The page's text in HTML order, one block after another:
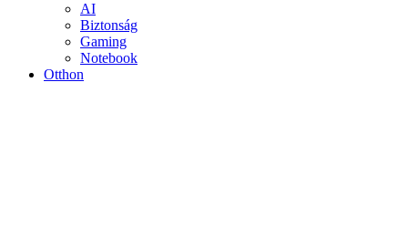
AI
Biztonság
Gaming
Notebook
Otthon